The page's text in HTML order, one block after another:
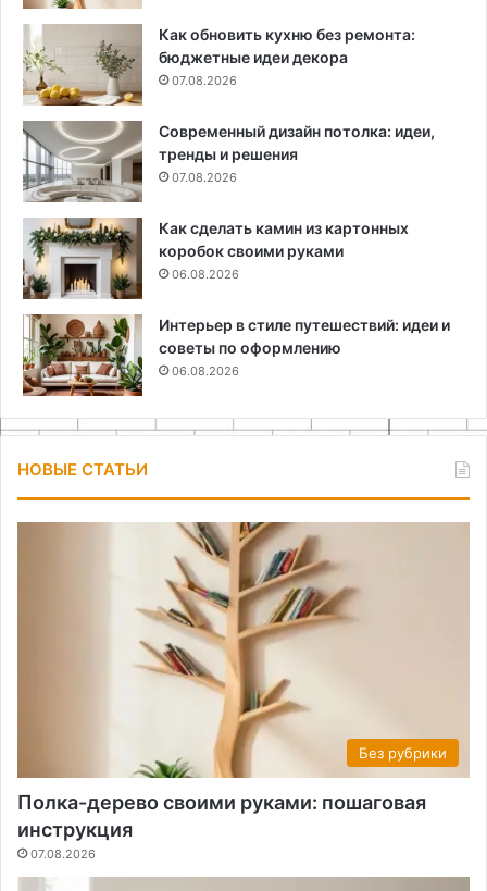
Как обновить кухню без ремонта:
бюджетные идеи декора
07.08.2026
Современный дизайн потолка: идеи,
тренды и решения
07.08.2026
Как сделать камин из картонных
коробок своими руками
06.08.2026
Интерьер в стиле путешествий: идеи и
советы по оформлению
06.08.2026
НОВЫЕ СТАТЬИ
Без рубрики
Полка-дерево своими руками: пошаговая
инструкция
07.08.2026